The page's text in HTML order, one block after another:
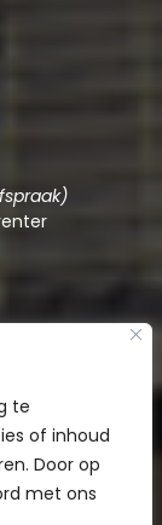
te
of inhoud
Door op
met ons